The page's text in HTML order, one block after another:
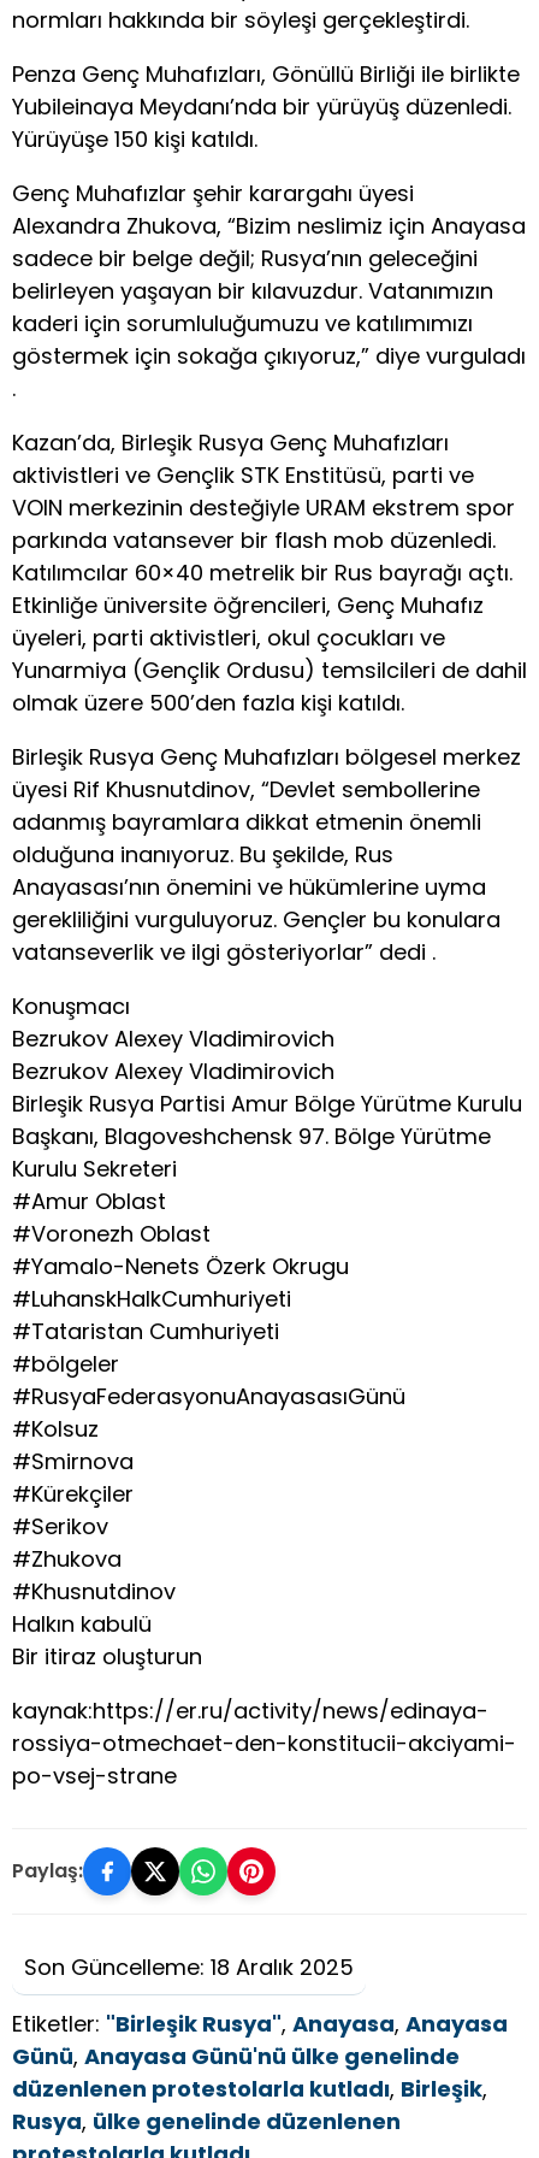
normları hakkında bir söyleşi gerçekleştirdi.
Penza Genç Muhafızları, Gönüllü Birliği ile birlikte
Yubileinaya Meydanı’nda bir yürüyüş düzenledi.
Yürüyüşe 150 kişi katıldı.
Genç Muhafızlar şehir karargahı üyesi
Alexandra Zhukova, “Bizim neslimiz için Anayasa
sadece bir belge değil; Rusya’nın geleceğini
belirleyen yaşayan bir kılavuzdur. Vatanımızın
kaderi için sorumluluğumuzu ve katılımımızı
göstermek için sokağa çıkıyoruz,” diye vurguladı
.
Kazan’da, Birleşik Rusya Genç Muhafızları
aktivistleri ve Gençlik STK Enstitüsü, parti ve
VOIN merkezinin desteğiyle URAM ekstrem spor
parkında vatansever bir flash mob düzenledi.
Katılımcılar 60×40 metrelik bir Rus bayrağı açtı.
Etkinliğe üniversite öğrencileri, Genç Muhafız
üyeleri, parti aktivistleri, okul çocukları ve
Yunarmiya (Gençlik Ordusu) temsilcileri de dahil
olmak üzere 500’den fazla kişi katıldı.
Birleşik Rusya Genç Muhafızları bölgesel merkez
üyesi Rif Khusnutdinov, “Devlet sembollerine
adanmış bayramlara dikkat etmenin önemli
olduğuna inanıyoruz. Bu şekilde, Rus
Anayasası’nın önemini ve hükümlerine uyma
gerekliliğini vurguluyoruz. Gençler bu konulara
vatanseverlik ve ilgi gösteriyorlar” dedi .
Konuşmacı
Bezrukov Alexey Vladimirovich
Bezrukov Alexey Vladimirovich
Birleşik Rusya Partisi Amur Bölge Yürütme Kurulu
Başkanı, Blagoveshchensk 97. Bölge Yürütme
Kurulu Sekreteri
#Amur Oblast
#Voronezh Oblast
#Yamalo-Nenets Özerk Okrugu
#LuhanskHalkCumhuriyeti
#Tataristan Cumhuriyeti
#bölgeler
#RusyaFederasyonuAnayasasıGünü
#Kolsuz
#Smirnova
#Kürekçiler
#Serikov
#Zhukova
#Khusnutdinov
Halkın kabulü
Bir itiraz oluşturun
kaynak:https://er.ru/activity/news/edinaya-
rossiya-otmechaet-den-konstitucii-akciyami-
po-vsej-strane
Paylaş:
Son Güncelleme: 18 Aralık 2025
Etiketler: "Birleşik Rusya", Anayasa, Anayasa
Günü, Anayasa Günü'nü ülke genelinde
düzenlenen protestolarla kutladı, Birleşik,
Rusya, ülke genelinde düzenlenen